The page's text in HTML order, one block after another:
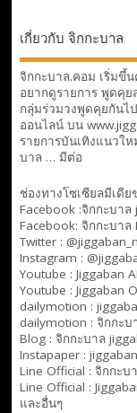
เกี่ยวกับ จิกกะบาล
จิกกะบาล.คอม เริ่มขึ้
อยากดูรายการ พูดคุย
กลุ่มร่วมวงพูดคุยกันไ
ออนไลน์ บน
รายการบันเทิงแนวใ
บาล … มีต่อ
ช่องทางโซเซียลมีเดี
Facebook :จิกกะบาล
Facebook: จิกกะบาล
Twitter :
Instagram :
Youtube : Jiggaban
Youtube : Jiggaban
dailymotion :
dailymotion : จิกกะบ
Blog : จิกกะบาล
Instapaper : jiggaban
Line Official : จิกกะบ
Line Official :
และอื่นๆ